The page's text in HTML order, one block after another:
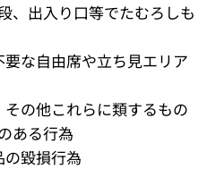
、出入り口等でたむろしも
要な自由席や立ち見エリア
その他これらに類するもの
ある行為
の毀損行為